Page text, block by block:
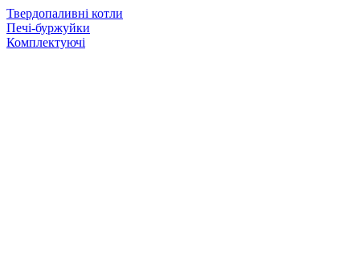
Твердопаливні котли
Печі-буржуйки
Комплектуючі